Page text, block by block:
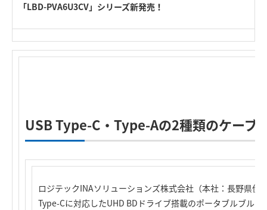
「LBD-PVA6U3CV」シリーズ新発売！
USB Type-C・Type-Aの2種類のケーブ
ロジテックINAソリューションズ株式会社（本社：長野県伊
Type-Cに対応したUHD BDドライブ搭載のポータブルブルー